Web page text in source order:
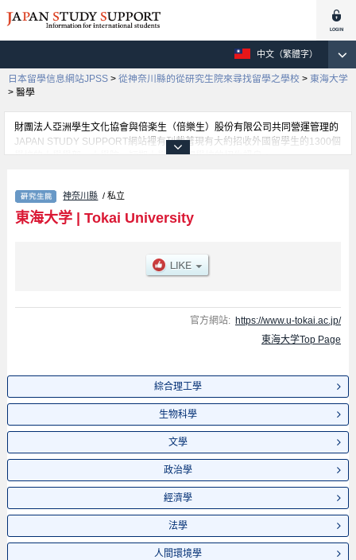
中文（繁體字）
日本留學信息網站JPSS > 從神奈川縣的從研究生院來尋找留學之學校 > 東海大学
> 醫學
財團法人亞洲學生文化協會與倍楽生（倍樂生）股份有限公司共同營運管理的
JAPAN STUDY SUPPORT網站裡有刊載著現有大約招收外國留學生的1300個
學校的大學學部、大學院、短期大學、專門學校的招生訊息。
信學、海洋學、醫學、Graduate school of health Studies、農學、生物學等各
別研究科的不同訊息，以及招收名額、合格人數等考試資訊、設施介紹、聯絡
方式等對外國留學生是必要之訊息都刊載於此，請務必查閱及利用此網站。
神奈川縣 / 私立
東海大学| Tokai University
官方網站: https://www.u-tokai.ac.jp/
東海大学Top Page
綜合理工學
生物科學
文學
政治學
經濟學
法學
人間環境學